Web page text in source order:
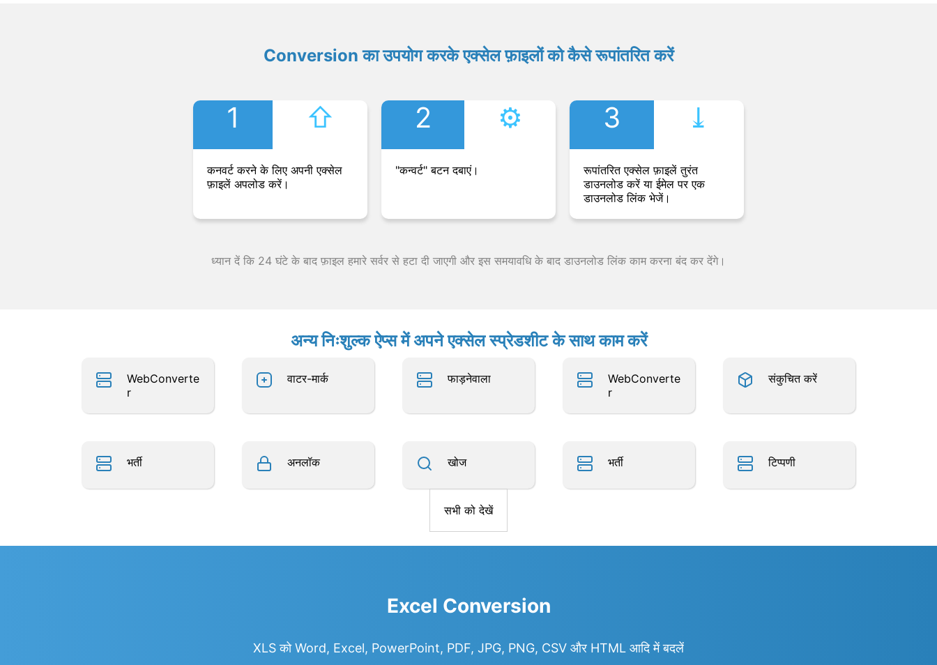
Conversion का उपयोग करके एक्सेल फ़ाइलों को कैसे रूपांतरित करें
1 ⇧︎
कनवर्ट करने के लिए अपनी एक्सेल
फ़ाइलें अपलोड करें।
2 ⚙︎
"कन्वर्ट" बटन दबाएं।
3 ⤓︎
रूपांतरित एक्सेल फ़ाइलें तुरंत
डाउनलोड करें या ईमेल पर एक
डाउनलोड लिंक भेजें।
ध्यान दें कि 24 घंटे के बाद फ़ाइल हमारे सर्वर से हटा दी जाएगी और इस समयावधि के बाद डाउनलोड लिंक काम करना बंद कर देंगे।
अन्य निःशुल्क ऐप्स में अपने एक्सेल स्प्रेडशीट के साथ काम करें
WebConverte
r
वाटर-मार्क फाड़नेवाला
WebConverte
r
संकुचित करें
भर्ती अनलॉक खोज भर्ती टिप्पणी
सभी को देखें
Excel Conversion
XLS को Word, Excel, PowerPoint, PDF, JPG, PNG, CSV और HTML आदि में बदलें